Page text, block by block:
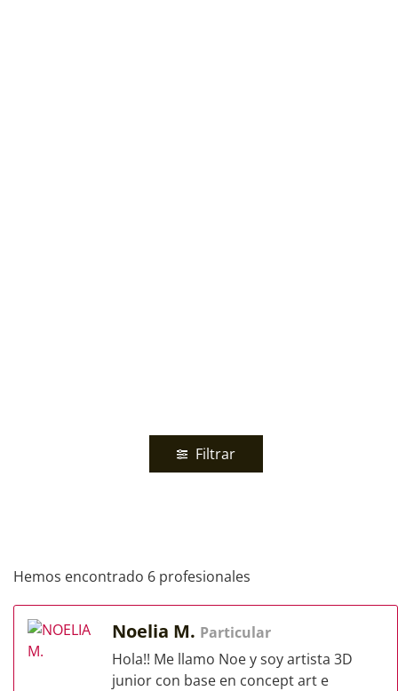
Filtrar
Hemos encontrado 6 profesionales
Noelia M. Particular
Hola!! Me llamo Noe y soy artista 3D
junior con base en concept art e